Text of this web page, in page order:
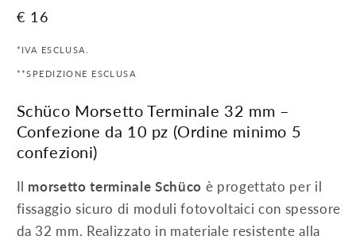
Prezzo
listino
€ 16
*IVA ESCLUSA.
**SPEDIZIONE ESCLUSA
Schüco Morsetto Terminale 32 mm –
Confezione da 10 pz (Ordine minimo 5
confezioni)
Il morsetto terminale Schüco è progettato per il
fissaggio sicuro di moduli fotovoltaici con spessore
da 32 mm. Realizzato in materiale resistente alla